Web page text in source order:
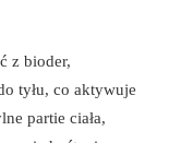
z bioder,
tyłu, co aktywuje
partie ciała,